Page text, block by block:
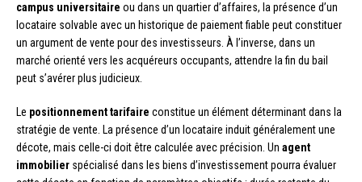
campus universitaire ou dans un quartier d’affaires, la présence d’un
locataire solvable avec un historique de paiement fiable peut constituer
un argument de vente pour des investisseurs. À l’inverse, dans un
marché orienté vers les acquéreurs occupants, attendre la fin du bail
peut s’avérer plus judicieux.
Le positionnement tarifaire constitue un élément déterminant dans la
stratégie de vente. La présence d’un locataire induit généralement une
décote, mais celle-ci doit être calculée avec précision. Un agent
immobilier spécialisé dans les biens d’investissement pourra évaluer